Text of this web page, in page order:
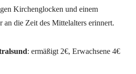
Kirchenglocken und einem
an die Zeit des Mittelalters erinnert.
: ermäßigt 2€, Erwachsene 4€